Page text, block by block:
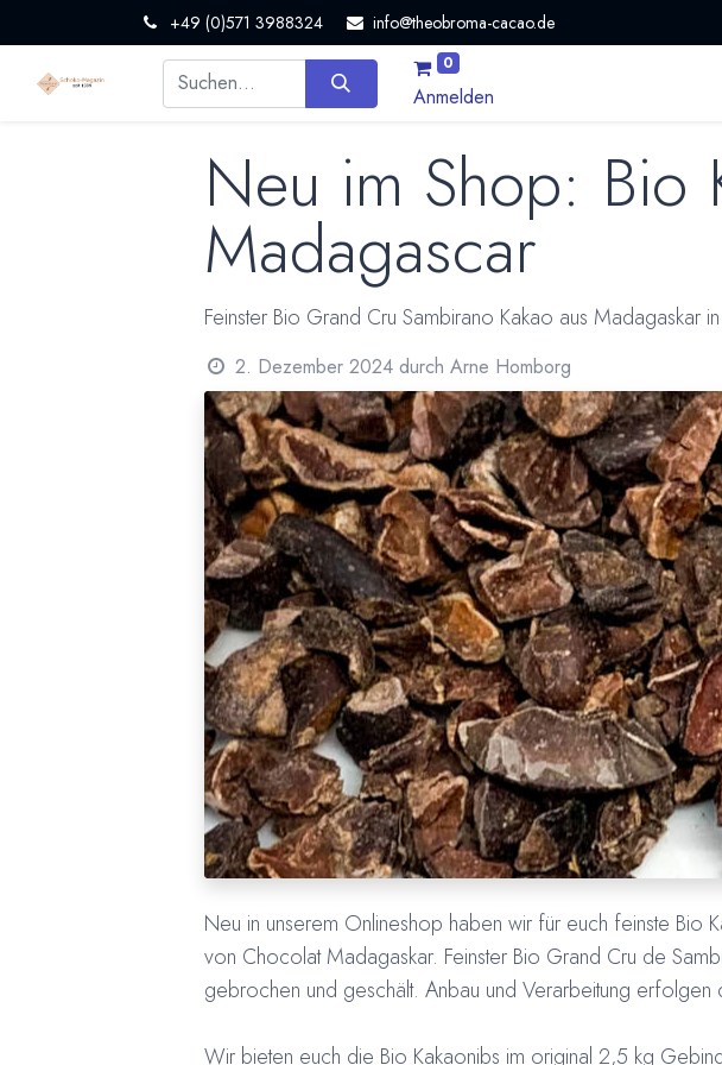
+49 (0)571 3988324 info@theobroma-cacao.de
0
Anmelden
Neu im Shop: Bio
Madagascar
Feinster Bio Grand Cru Sambirano Kakao aus Madagaskar
2. Dezember 2024 durch Arne Homborg
Neu in unserem Onlineshop haben wir für euch feinste Bio
von Chocolat Madagaskar. Feinster Bio Grand Cru de
gebrochen und geschält. Anbau und Verarbeitung erfolgen
Wir bieten euch die Bio Kakaonibs im original 2,5 kg